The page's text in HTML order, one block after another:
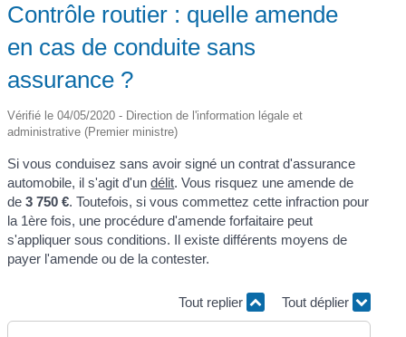
Contrôle routier : quelle amende
en cas de conduite sans
assurance ?
Vérifié le 04/05/2020 - Direction de l'information légale et
administrative (Premier ministre)
Si vous conduisez sans avoir signé un contrat d'assurance
automobile, il s'agit d'undélit. Vous risquez une amende de
de3 750 €. Toutefois, si vous commettez cette infraction pour
la 1ère fois, une procédure d'amende forfaitaire peut
s'appliquer sous conditions. Il existe différents moyens de
payer l'amende ou de la contester.
Tout replier Tout déplier